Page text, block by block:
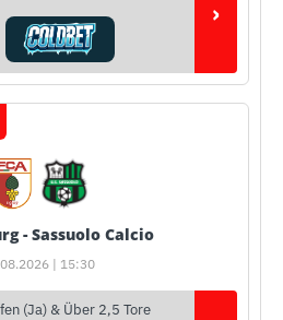
›
- Sassuolo Calcio
| 15:30
(Ja) & Über 2,5 Tore